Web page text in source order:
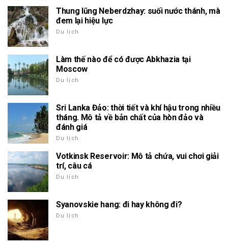
Thung lũng Neberdzhay: suối nước thánh, mà
đem lại hiệu lực
Du lịch
Làm thế nào để có được Abkhazia tại
Moscow
Du lịch
Sri Lanka Đảo: thời tiết và khí hậu trong nhiều
tháng. Mô tả về bản chất của hòn đảo và
đánh giá
Du lịch
Votkinsk Reservoir: Mô tả chứa, vui chơi giải
trí, câu cá
Du lịch
Syanovskie hang: đi hay không đi?
Du lịch